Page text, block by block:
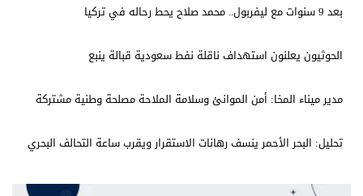
بعد 9 سنوات مع ليفربول.. محمد صلاح يحط رحاله في تركيا
الحوثيون يعلنون استهداف ناقلة نفط سعودية قبالة ينبع
مدير ميناء المخا: أمن الموانئ وسلامة الملاحة مصلحة وطنية مشتركة
تحليل: البحر الأحمر ينسف رهانات الاستقرار ويقرب ساعة التحالف البحري